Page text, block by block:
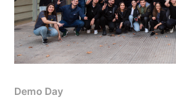
Demo Day